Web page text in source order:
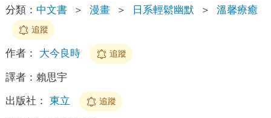
分類： 中文書 ＞ 漫畫 ＞ 日系輕鬆幽默 ＞ 溫馨療癒
追蹤
作者： 大今良時 追蹤
譯者： 賴思宇
出版社： 東立 追蹤